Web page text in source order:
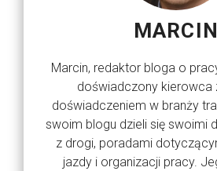
MARCIN
Marcin, redaktor bloga o
doświadczony kierowca
doświadczeniem w branży
swoim blogu dzieli się swoimi
z drogi, poradami
jazdy i organizacji pracy.